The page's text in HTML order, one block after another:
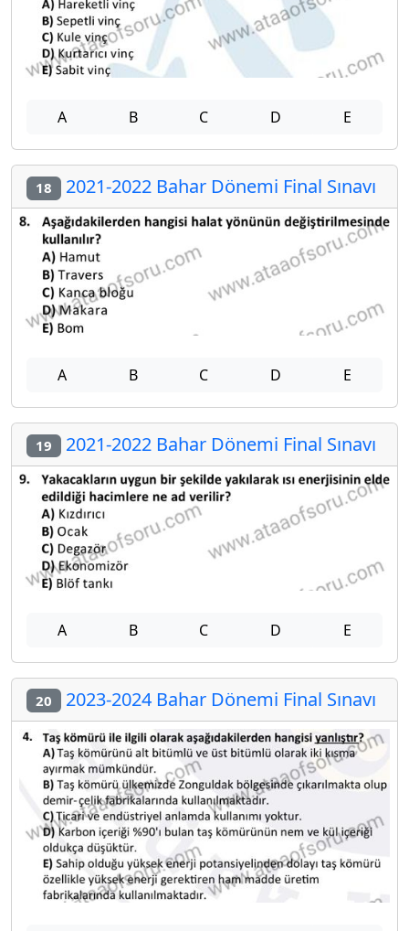
A B C D E
18 2021-2022 Bahar Dönemi Final Sınavı
A B C D E
19 2021-2022 Bahar Dönemi Final Sınavı
A B C D E
20 2023-2024 Bahar Dönemi Final Sınavı